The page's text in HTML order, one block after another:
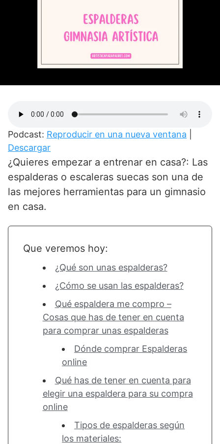
Podcast: Reproducir en una nueva ventana
Descargar
¿Quieres empezar a entrenar en casa?: Las
espalderas o escaleras suecas son una de
las mejores herramientas para un gimnasio
en casa.
Que veremos hoy:
¿Qué son unas espalderas?
¿Cómo se usan las espalderas?
Qué espaldera me compro –
Cosas que has de tener en cuenta
para comprar unas espalderas
Dónde comprar Espalderas
online
Qué has de tener en cuenta para
elegir una espaldera para su compra
online
Tipos de espalderas según
los materiales: